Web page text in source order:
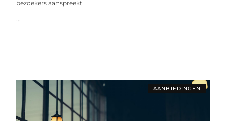
bezoekers aanspreekt
...
AANBIEDINGEN